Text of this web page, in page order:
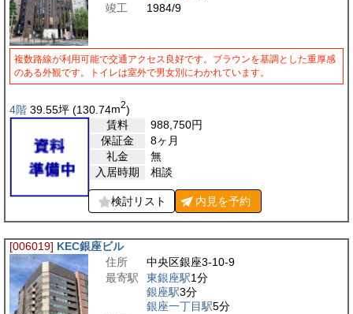
竣工
1984/9
複数路線が利用可能で交通アクセス良好です。ブラウンを基調とした重厚感
のある外観です。トイレは室外で男女別にわかれています。
4階 39.55坪 (130.74m2)
賃料
988,750円
保証金
8ヶ月
礼金
無
入居時期
相談
検討リスト 内見を予約
[006019] KEC銀座ビル
住所
中央区銀座3-10-9
最寄駅
東銀座駅1分
銀座駅3分
銀座一丁目駅5分